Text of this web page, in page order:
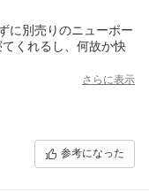
に別売りのニューボー
くれるし、何故か快
、私が座っても安定感
かわいいです。
さらに表示
参考になった